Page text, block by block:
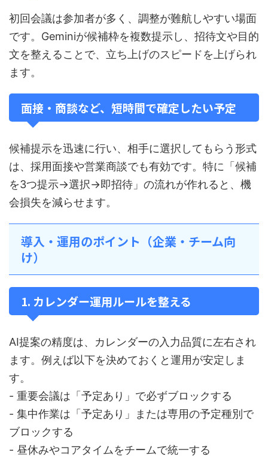
初回会議は参加者が多く、調整が難航しやすい場面
です。Geminiが候補枠を複数提示し、招待文や目的
文を整えることで、立ち上げのスピードを上げられ
ます。
面接・商談など、短時間で確定したい予定
候補提示を迅速に行い、相手に選択してもらう形式
は、採用面接や営業商談でも有効です。特に「候補
を3つ提示→選択→即招待」の流れが作れると、機
会損失を減らせます。
導入・運用のポイント（企業・チーム向
け）
1. カレンダー運用ルールを整える
AI提案の精度は、カレンダーの入力品質に左右され
ます。例えば以下を決めておくと運用が安定しま
す。
- 重要会議は「予定あり」で必ずブロックする
- 集中作業は「予定あり」または専用の予定種別で
ブロックする
- 昼休みやコアタイムをチームで統一する